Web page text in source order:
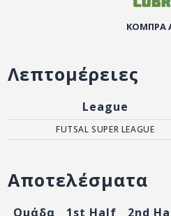
ΚΟΜΠΡΑ
Λεπτομέρειες
League
FUTSAL SUPER LEAGUE
Αποτελέσματα
Ομάδα 1st Half 2nd